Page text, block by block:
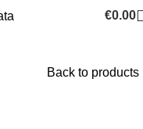
€0.00
Back to products